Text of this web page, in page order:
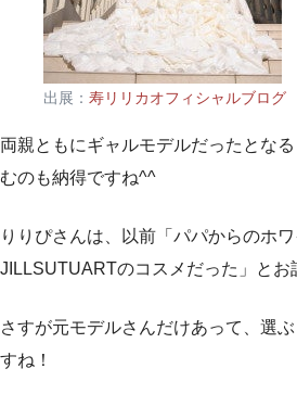
出展： 寿リリカオフィシャルブログ
両親ともにギャルモデルだったとな
むのも納得ですね^^
りりぴさんは、以前「パパからのホ
JILLSUTUARTのコスメだった」とお
さすが元モデルさんだけあって、選
すね！